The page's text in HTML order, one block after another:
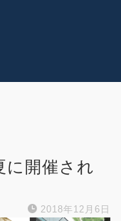
に開催され
2018年12月6日